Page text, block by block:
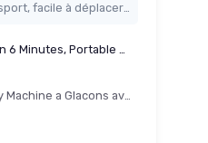
Machine compacte avec poignée de transport, facile à déplacer et à installer
Machine à Glaçons, 12kg en 24h, Acmeenjoy Machine a Glacons avec Cuillère à Glace, 9 Glaçons en 6-8 Minutes, Machine a Glaçons Autonettoyante et Portable pour Camping/Maison/Cuisine Noir